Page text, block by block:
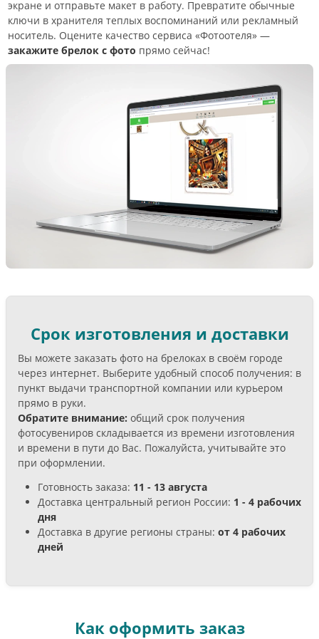
экране и отправьте макет в работу. Превратите обычные
ключи в хранителя теплых воспоминаний или рекламный
носитель. Оцените качество сервиса «Фотоотеля» —
закажите брелок с фото прямо сейчас!
Срок изготовления и доставки
Вы можете заказать фото на брелоках в своём городе
через интернет. Выберите удобный способ получения: в
пункт выдачи транспортной компании или курьером
прямо в руки.
Обратите внимание: общий срок получения
фотосувениров складывается из времени изготовления
и времени в пути до Вас. Пожалуйста, учитывайте это
при оформлении.
Готовность заказа: 11 - 13 августа
Доставка центральный регион России: 1 - 4 рабочих
дня
Доставка в другие регионы страны: от 4 рабочих
дней
Как оформить заказ